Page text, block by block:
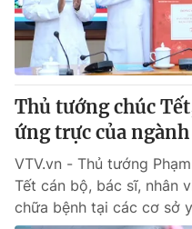
Thủ tướng chúc
ứng trực của
VTV.vn - Thủ tướng
Tết cán bộ, bác sĩ, nhân
chữa bệnh tại các cơ sở